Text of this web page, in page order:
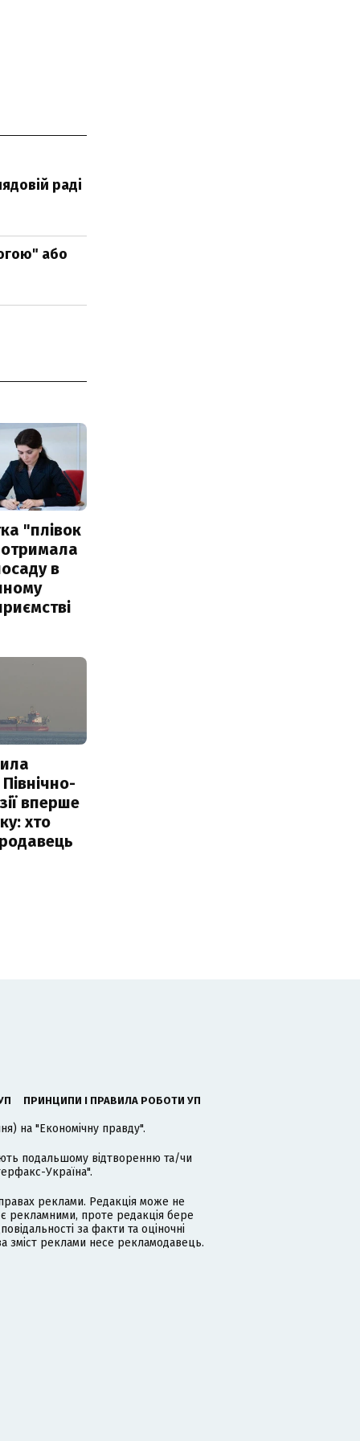
раді
або
"плівок
в
вперше
хто
ПРИНЦИПИ І ПРАВИЛА РОБОТИ УП
на "Економічну правду".
подальшому відтворенню та/чи
Україна".
реклами. Редакція може не
рекламними, проте редакція бере
за факти та оціночні
зміст реклами несе рекламодавець.